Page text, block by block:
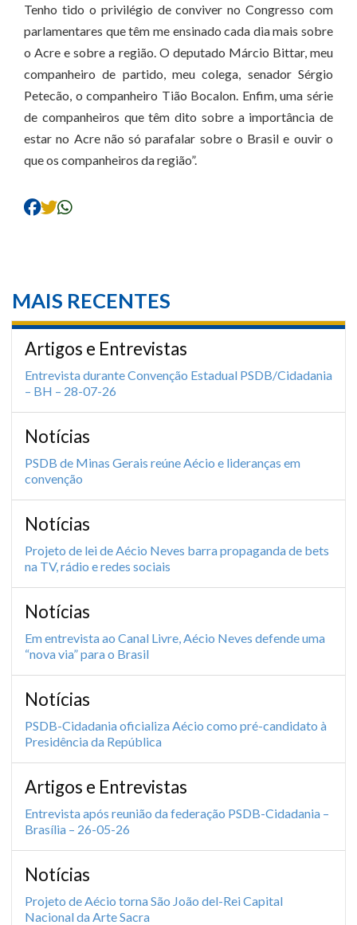
Tenho tido o privilégio de conviver no Congresso com
parlamentares que têm me ensinado cada dia mais sobre
o Acre e sobre a região. O deputado Márcio Bittar, meu
companheiro de partido, meu colega, senador Sérgio
Petecão, o companheiro Tião Bocalon. Enfim, uma série
de companheiros que têm dito sobre a importância de
estar no Acre não só parafalar sobre o Brasil e ouvir o
que os companheiros da região”.
MAIS RECENTES
Artigos e Entrevistas
Entrevista durante Convenção Estadual PSDB/Cidadania
– BH – 28-07-26
Notícias
PSDB de Minas Gerais reúne Aécio e lideranças em
convenção
Notícias
Projeto de lei de Aécio Neves barra propaganda de bets
na TV, rádio e redes sociais
Notícias
Em entrevista ao Canal Livre, Aécio Neves defende uma
“nova via” para o Brasil
Notícias
PSDB-Cidadania oficializa Aécio como pré-candidato à
Presidência da República
Artigos e Entrevistas
Entrevista após reunião da federação PSDB-Cidadania –
Brasília – 26-05-26
Notícias
Projeto de Aécio torna São João del-Rei Capital
Nacional da Arte Sacra